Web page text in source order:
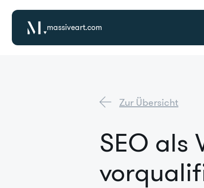
massiveart.com
Zur Übersicht
SEO als